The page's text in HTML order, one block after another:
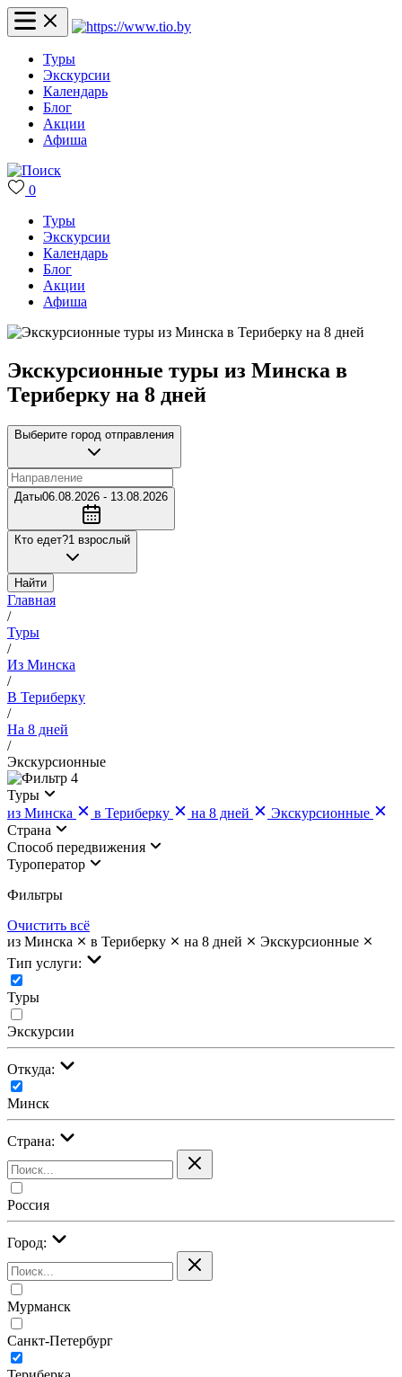
Туры
Экскурсии
Календарь
Блог
Акции
Афиша
0
Туры
Экскурсии
Календарь
Блог
Акции
Афиша
Экскурсионные туры из Минска в
Териберку на 8 дней
Выберите город отправления
Даты06.08.2026 - 13.08.2026
Кто едет?1 взрослый
Найти
Главная
/
Туры
/
Из Минска
/
В Териберку
/
На 8 дней
/
Экскурсионные
4
Туры
из Минска
в Териберку на 8 дней
Экскурсионные
Страна
Cпособ передвижения
Туроператор
Фильтры
Очистить всё
из Минска
в Териберку на 8 дней
Экскурсионные
Тип услуги:
Туры
Экскурсии
Откуда:
Минск
Страна:
Россия
Город:
Мурманск
Санкт-Петербург